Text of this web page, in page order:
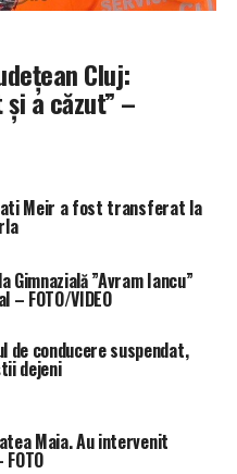
Cluj:
a căzut” –
Meir a fost transferat la
Gimnazială ”Avram Iancu”
– FOTO/VIDEO
de conducere suspendat,
dejeni
Maia. Au intervenit